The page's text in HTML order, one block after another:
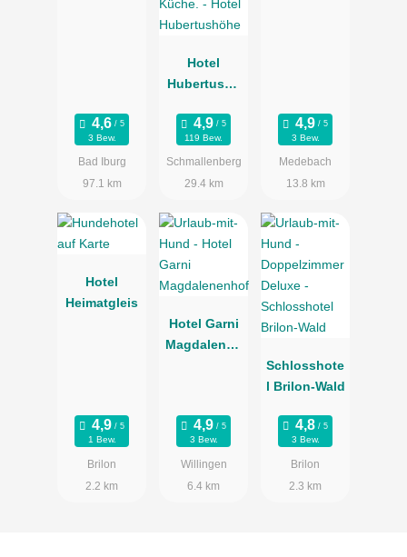
3 Bew.
Bad Iburg
97.1 km
Hotel
Hubertushö
119 Bew.
Schmallenberg
29.4 km
3 Bew.
Medebach
13.8 km
Hotel
Heimatgleis
1 Bew.
Brilon
2.2 km
Hotel Garni
Magdalenen
3 Bew.
Willingen
6.4 km
Schlosshote
l Brilon-Wald
3 Bew.
Brilon
2.3 km